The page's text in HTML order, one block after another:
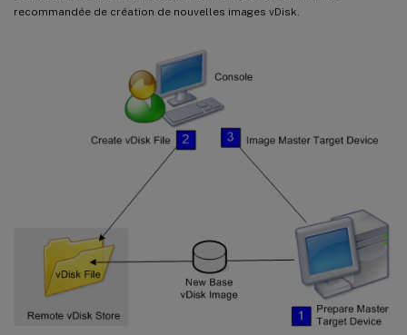
recommandée de création de nouvelles images vDisk.